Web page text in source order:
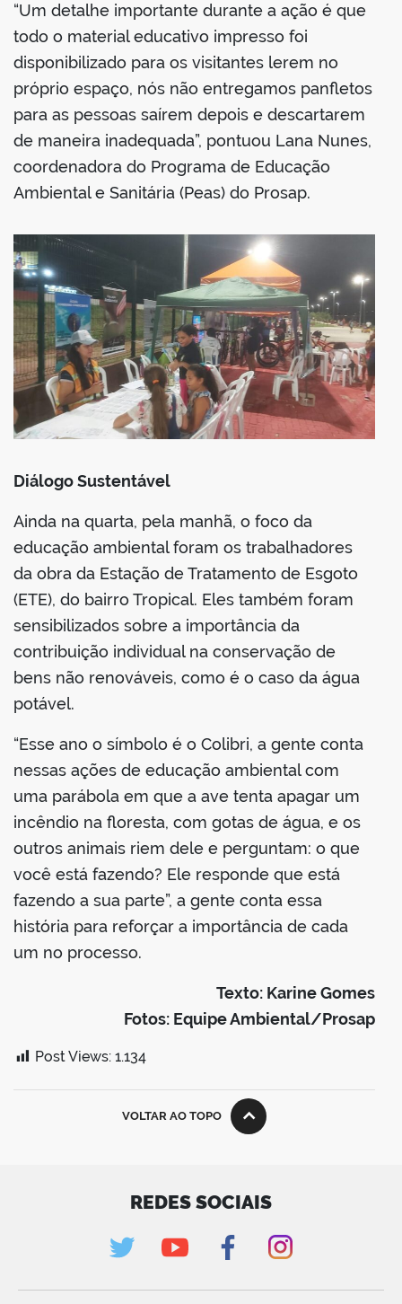
“Um detalhe importante durante a ação é que
todo o material educativo impresso foi
disponibilizado para os visitantes lerem no
próprio espaço, nós não entregamos panfletos
para as pessoas saírem depois e descartarem
de maneira inadequada”, pontuou Lana Nunes,
coordenadora do Programa de Educação
Ambiental e Sanitária (Peas) do Prosap.
Diálogo Sustentável
Ainda na quarta, pela manhã, o foco da
educação ambiental foram os trabalhadores
da obra da Estação de Tratamento de Esgoto
(ETE), do bairro Tropical. Eles também foram
sensibilizados sobre a importância da
contribuição individual na conservação de
bens não renováveis, como é o caso da água
potável.
“Esse ano o símbolo é o Colibri, a gente conta
nessas ações de educação ambiental com
uma parábola em que a ave tenta apagar um
incêndio na floresta, com gotas de água, e os
outros animais riem dele e perguntam: o que
você está fazendo? Ele responde que está
fazendo a sua parte”, a gente conta essa
história para reforçar a importância de cada
um no processo.
Texto: Karine Gomes
Fotos: Equipe Ambiental/Prosap
Post Views: 1.134
VOLTAR AO TOPO
REDES SOCIAIS